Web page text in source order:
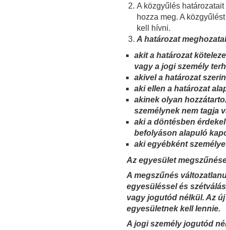
A közgyűlés
hozza meg. A
kell hívni.
A határozat
akit a határozat
vagy a jogi személy
akivel a határozat
aki ellen a határozat
akinek olyan
személynek nem tagja
aki a döntésben
befolyáson alapuló
aki egyébként
Az egyesület
A megszűnés
egyesüléssel és
vagy jogutód nélkül. Az
egyesületnek kell lennie.
A jogi személy jogutód